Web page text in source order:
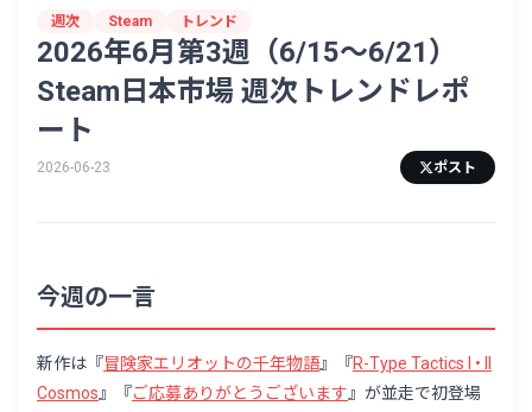
週次 Steam トレンド
2026年6月第3週（6/15〜6/21）
Steam日本市場 週次トレンドレポ
ート
2026-06-23 ポスト
今週の一言
新作は『冒険家エリオットの千年物語』『R-Type Tactics I • II
Cosmos 』『ご応募ありがとうございます 』が並走で初登場